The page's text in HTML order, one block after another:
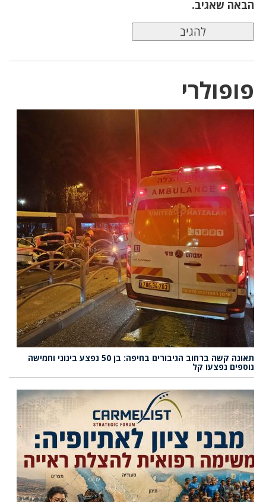
הבאה שאגיב.
פופולרי
תאונה קשה ברחוב הגיבורים בחיפה: בן 50 נפצע בינוני וחמישה
נוספים נפצעו קל